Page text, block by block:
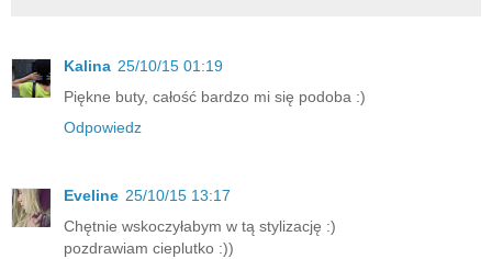
Kalina 25/10/15 01:19
Piękne buty, całość bardzo mi się podoba :)
Odpowiedz
Eveline 25/10/15 13:17
Chętnie wskoczyłabym w tą stylizację :)
pozdrawiam cieplutko :))